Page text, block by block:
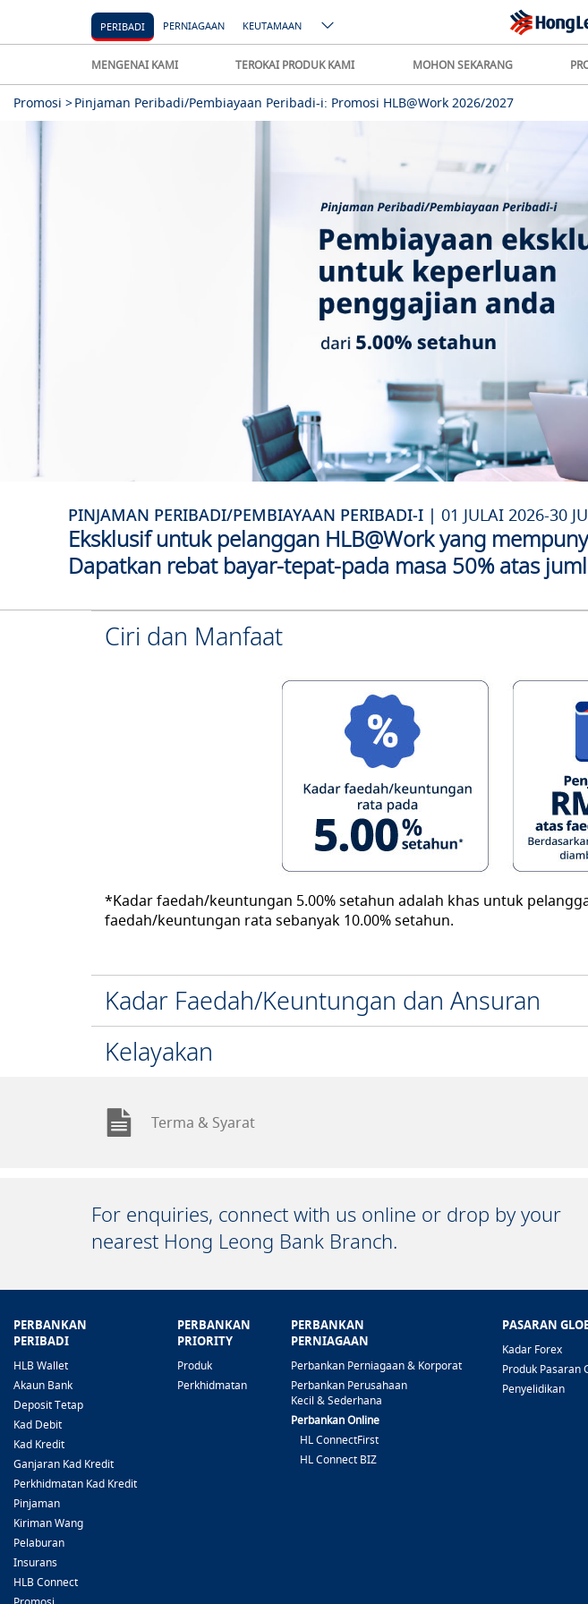
PERIBADI PERNIAGAAN KEUTAMAAN
MENGENAI KAMI TEROKAI PRODUK KAMI MOHON SEKARANG
Promosi >Pinjaman Peribadi/Pembiayaan Peribadi-i: Promosi HLB@Work 2026/2027
PINJAMAN PERIBADI/PEMBIAYAAN PERIBADI-I | 01 JULAI 2026-30
Eksklusif untuk pelanggan HLB@Work yang
Dapatkan rebat bayar-tepat-pada masa 50% atas
Ciri dan Manfaat
*Kadar faedah/keuntungan 5.00% setahun adalah khas untuk
faedah/keuntungan rata sebanyak 10.00% setahun.
Kadar Faedah/Keuntungan dan Ansuran
Kelayakan
Terma & Syarat
For enquiries, connect with us online or drop by your
nearest Hong Leong Bank Branch.
PERBANKAN
PERIBADI
HLB Wallet
Akaun Bank
Deposit Tetap
Kad Debit
Kad Kredit
Ganjaran Kad Kredit
Perkhidmatan Kad Kredit
Pinjaman
Kiriman Wang
Pelaburan
Insurans
HLB Connect
PERBANKAN
PRIORITY
Produk
Perkhidmatan
PERBANKAN
PERNIAGAAN
Perbankan Perniagaan & Korporat
Perbankan Perusahaan
Kecil & Sederhana
Perbankan Online
HL ConnectFirst
HL Connect BIZ
PASARAN
Kadar Forex
Produk Pasaran
Penyelidikan